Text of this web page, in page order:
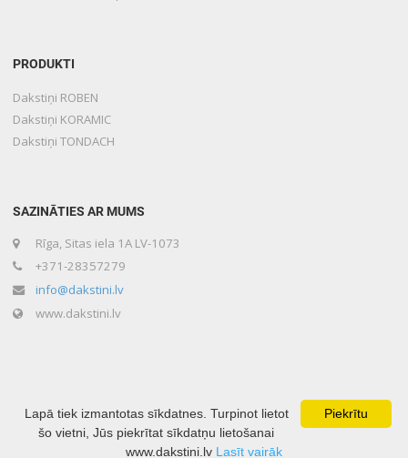
PRODUKTI
Dakstiņi ROBEN
Dakstiņi KORAMIC
Dakstiņi TONDACH
SAZINĀTIES AR MUMS
Rīga, Sitas iela 1A LV-1073
+371-28357279
info@dakstini.lv
www.dakstini.lv
Copyright © 2020 Lone Baltika Developed byMājas lapu izveide
Piekrītu
Lapā tiek izmantotas sīkdatnes. Turpinot lietot
šo vietni, Jūs piekrītat sīkdatņu lietošanai
www.dakstini.lv Lasīt vairāk